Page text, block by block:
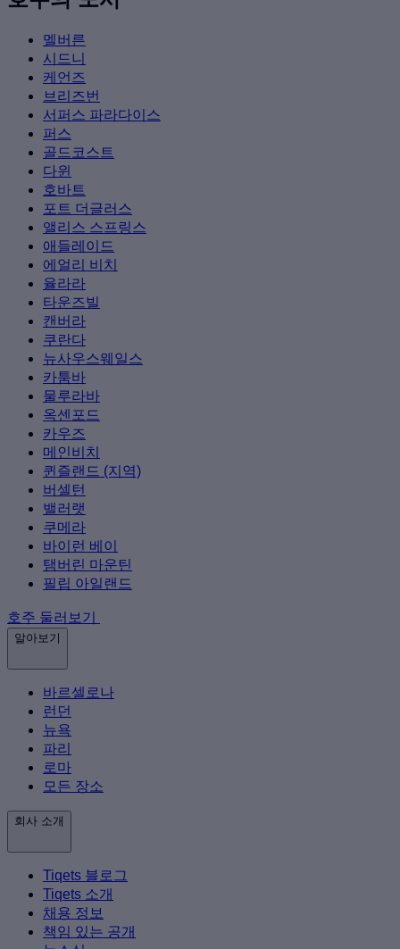
멜버른
시드니
케언즈
브리즈번
서퍼스 파라다이스
퍼스
골드코스트
다윈
호바트
포트 더글러스
앨리스 스프링스
애들레이드
에얼리 비치
율라라
타운즈빌
캔버라
쿠란다
뉴사우스웨일스
카툼바
물루라바
옥센포드
카우즈
메인비치
퀸즐랜드 (지역)
버셀턴
밸러랫
쿠메라
바이런 베이
탬버린 마운틴
필립 아일랜드
호주 둘러보기
알아보기
바르셀로나
런던
뉴욕
파리
로마
모든 장소
회사 소개
Tiqets 블로그
Tiqets 소개
채용 정보
책임 있는 공개